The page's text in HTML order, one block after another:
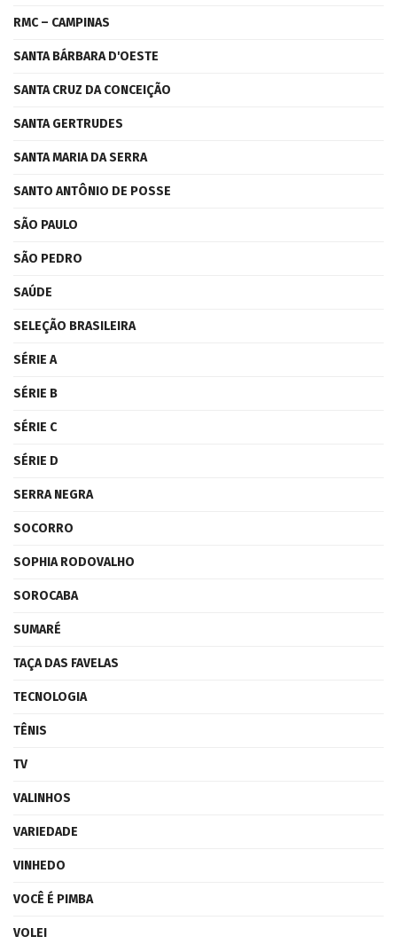
RMC – CAMPINAS
SANTA BÁRBARA D'OESTE
SANTA CRUZ DA CONCEIÇÃO
SANTA GERTRUDES
SANTA MARIA DA SERRA
SANTO ANTÔNIO DE POSSE
SÃO PAULO
SÃO PEDRO
SAÚDE
SELEÇÃO BRASILEIRA
SÉRIE A
SÉRIE B
SÉRIE C
SÉRIE D
SERRA NEGRA
SOCORRO
SOPHIA RODOVALHO
SOROCABA
SUMARÉ
TAÇA DAS FAVELAS
TECNOLOGIA
TÊNIS
TV
VALINHOS
VARIEDADE
VINHEDO
VOCÊ É PIMBA
VOLEI